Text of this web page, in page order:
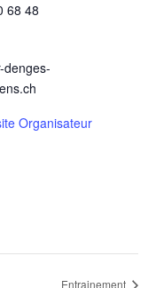
68 48
denges-
Organisateur
Entrainement